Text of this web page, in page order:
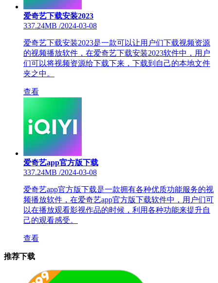
爱奇艺下载安装2023
337.24MB /2024-03-08
爱奇艺下载安装2023是一款可以让用户们下载视频资源
的视频播放软件，在爱奇艺下载安装2023软件中，用户
们可以将视频资源给下载下来，下载到自己的本地文件
夹之中。
查看
爱奇艺app官方版下载
337.24MB /2024-03-08
爱奇艺app官方版下载是一款拥有各种优质功能服务的视
频播放软件，在爱奇艺app官方版下载软件中，用户们可
以在播放观看影视作品的时候，利用各种功能来提升自
己的观看感受。
查看
推荐下载